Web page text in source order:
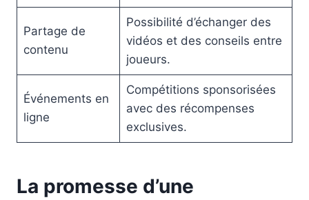
Partage de
contenu
Possibilité d’échanger des
vidéos et des conseils entre
joueurs.
Événements en
ligne
Compétitions sponsorisées
avec des récompenses
exclusives.
La promesse d’une